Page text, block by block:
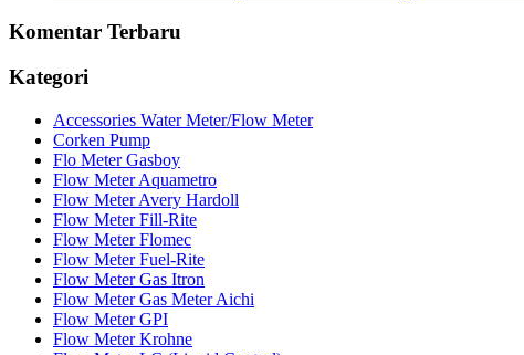
Komentar Terbaru
Kategori
Accessories Water Meter/Flow Meter
Corken Pump
Flo Meter Gasboy
Flow Meter Aquametro
Flow Meter Avery Hardoll
Flow Meter Fill-Rite
Flow Meter Flomec
Flow Meter Fuel-Rite
Flow Meter Gas Itron
Flow Meter Gas Meter Aichi
Flow Meter GPI
Flow Meter Krohne